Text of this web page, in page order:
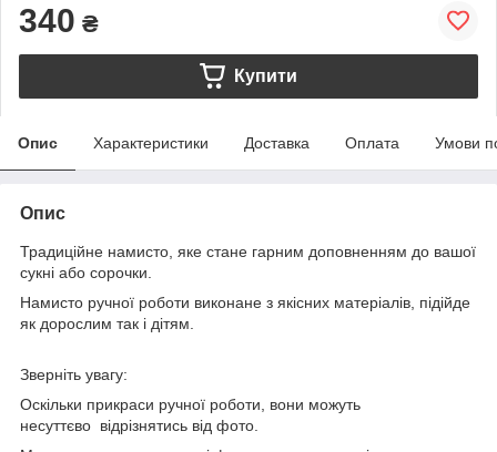
340 ₴
Купити
Опис Характеристики Доставка Оплата Умови
Опис
Традиційне намисто, яке стане гарним доповненням до вашої
сукні або сорочки.
Намисто ручної роботи виконане з якісних матеріалів, підійде
як дорослим так і дітям.
Зверніть увагу:
Оскільки прикраси ручної роботи, вони можуть
несуттєво відрізнятись від фото.